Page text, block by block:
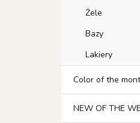
Żele
Bazy
Lakiery
Color of the
NEW OF THE